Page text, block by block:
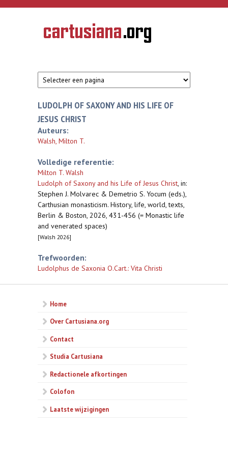
Overslaan en naar de inhoud gaan
CARTUSIANA
Geschiedenis
van de
LUDOLPH OF SAXONY AND HIS LIFE OF
JESUS CHRIST
Auteurs:
Walsh, Milton T.
Volledige referentie:
Milton T. Walsh
Ludolph of Saxony and his Life of Jesus Christ, in:
Stephen J. Molvarec & Demetrio S. Yocum (eds.),
Carthusian monasticism. History, life, world, texts,
Berlin & Boston, 2026, 431-456 (= Monastic life
and venerated spaces)
[Walsh 2026]
Trefwoorden:
Ludolphus de Saxonia O.Cart.: Vita Christi
Home
Over Cartusiana.org
Contact
Studia Cartusiana
Redactionele afkortingen
Colofon
Laatste wijzigingen